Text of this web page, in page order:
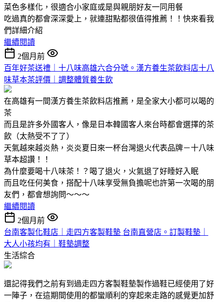
菜色多樣化，很適合小家庭或是與親朋好友一同用餐
吃過真的都會深深愛上，就連甜點都很值得推薦！！快來看我
們詳細介紹
繼續閱讀
2個月前
百年好茶送禮｜十八味高雄六合分號。漢方養生茶飲料店十八
味草本茶評價｜調整體質養生飲
在高雄有一間漢方養生茶飲料店推薦，是全家大小都可以喝的
茶
而且是許多外國客人，像是日本韓國客人來台時都會選擇的茶
飲（太熱受不了了）
天氣越來越炎熱，炎炎夏日來一杯台灣退火代表品牌－十八味
草本超讚！！
為什麼要喝十八味茶！？喝了退火，火氣退了好睡好入眠
而且吃任何美食，搭配十八味享受無負擔呢也許第一次喝的朋
友們，都會想詢問～～～
繼續閱讀
2個月前
台南客製化鞋店｜走四方客製鞋墊 台南直營店。訂製鞋墊｜
大人小孩均有｜鞋墊調整
生活綜合
還記得我們之前有到過走四方客製鞋墊製作過鞋已經使用了好
一陣子，在這期間使用的都蠻順利的穿起來走路的感覺更加舒